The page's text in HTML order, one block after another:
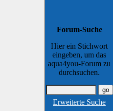
Forum-Suche
Hier ein Stichwort
eingeben, um das
aqua4you-Forum zu
durchsuchen.
Erweiterte Suche